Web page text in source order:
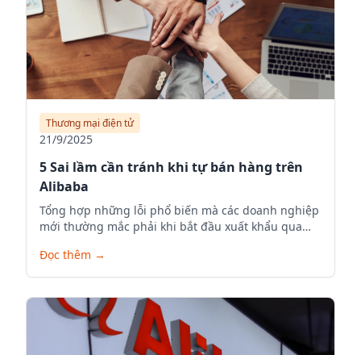
Thương mại điện tử
21/9/2025
5 Sai lầm cần tránh khi tự bán hàng trên
Alibaba
Tổng hợp những lỗi phổ biến mà các doanh nghiệp
mới thường mắc phải khi bắt đầu xuất khẩu qua
Đọc thêm →